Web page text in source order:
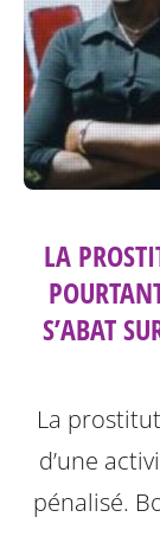
LA
S’ABAT
La
d’une
pénalisé.